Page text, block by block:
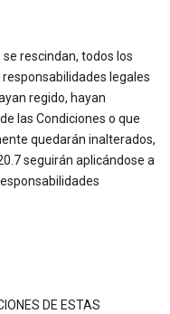
rescindan, todos los
legales
regido, hayan
las Condiciones o que
quedarán inalterados,
seguirán aplicándose a
DE ESTAS